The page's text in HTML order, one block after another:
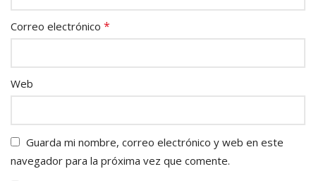
Correo electrónico *
Web
Guarda mi nombre, correo electrónico y web en este
navegador para la próxima vez que comente.